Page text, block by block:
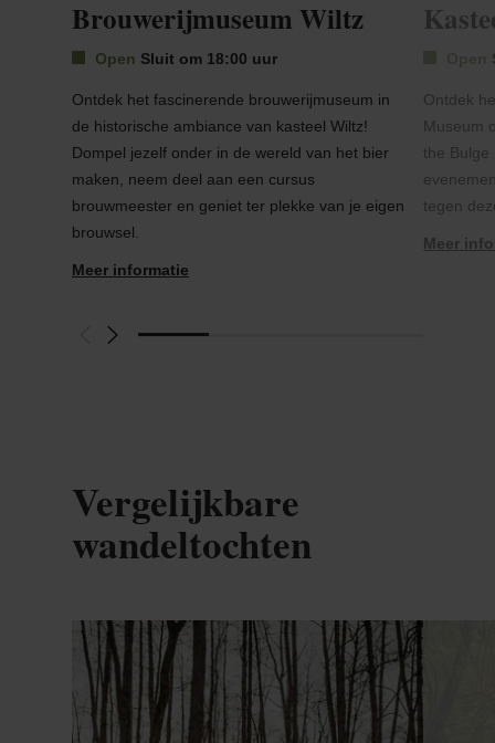
Brouwerijmuseum Wiltz
Open Sluit om 18:00 uur
Ontdek het fascinerende brouwerijmuseum in
de historische ambiance van kasteel Wiltz!
Dompel jezelf onder in de wereld van het bier
maken, neem deel aan een cursus
brouwmeester en geniet ter plekke van je eigen
brouwsel.
Meer informatie
Ontdek
Museum
the Bulge
tegen
Meer
Vergelijkbare
wandeltochten